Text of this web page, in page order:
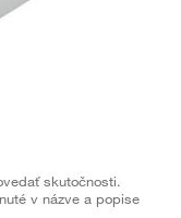
skutočnosti.
v názve a popise